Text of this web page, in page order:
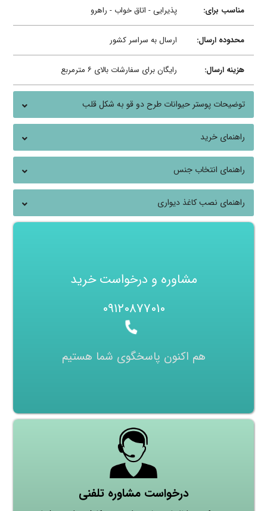
مناسب برای: پذیرایی - اتاق خواب - راهرو
محدوده ارسال: ارسال به سراسر کشور
هزینه ارسال: رایگان برای سفارشات بالای ۶ مترمربع
توضیحات پوستر حیوانات طرح دو قو به شکل قلب
راهنمای خرید
راهنمای انتخاب جنس
راهنمای نصب کاغذ دیواری
مشاوره و درخواست خرید
۰۹۱۲۰۸۷۷۰۱۰
هم اکنون پاسخگوی شما هستیم
درخواست مشاوره تلفنی